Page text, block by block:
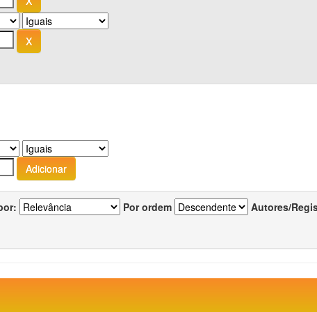
Por ordem Autores/